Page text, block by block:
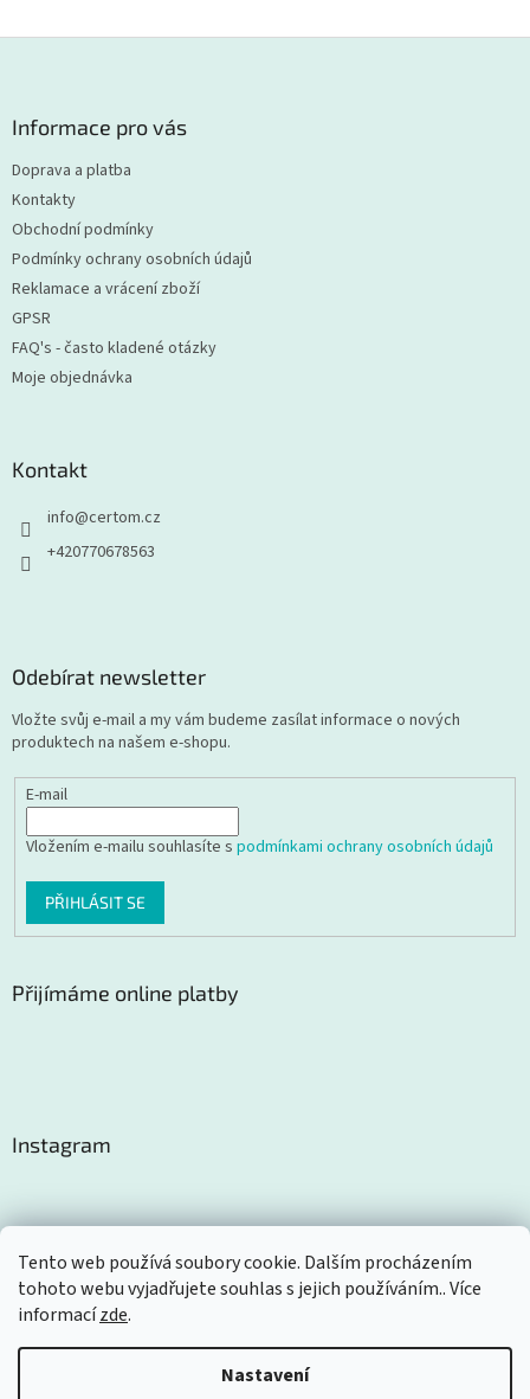
Tento web používá soubory cookie. Dalším procházením
tohoto webu vyjadřujete souhlas s jejich používáním.. Více
informacízde.
Nastavení
Informace pro vás
Doprava a platba
Kontakty
Obchodní podmínky
Podmínky ochrany osobních údajů
Reklamace a vrácení zboží
GPSR
FAQ's - často kladené otázky
Moje objednávka
Kontakt
info@certom.cz
+420770678563
Odebírat newsletter
Vložte svůj e-mail a my vám budeme zasílat informace o nových
produktech na našem e-shopu.
E-mail
Vložením e-mailu souhlasíte s podmínkami ochrany osobních údajů
PŘIHLÁSIT SE
Přijímáme online platby
Instagram
Sledovat na Instagramu
Vytvořil Shoptet